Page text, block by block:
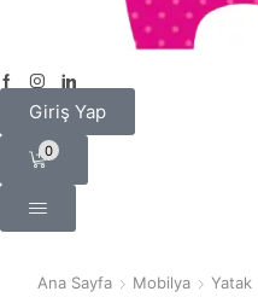
Giriş Yap
0
Ana Sayfa Mobilya Yatak